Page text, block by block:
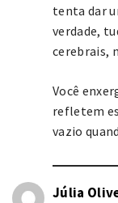
tenta dar
verdade,
cerebrais,
Você
refletem
vazio
Júlia